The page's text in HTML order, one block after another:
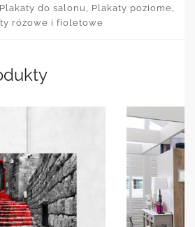
Plakaty do salonu , Plakaty poziome,
różowe i fioletowe